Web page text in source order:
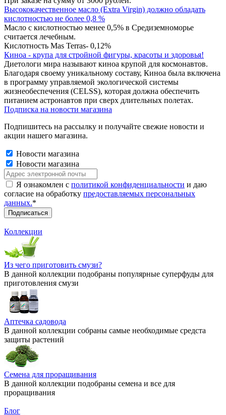
Высококачественное масло (Extra Virgin) должно обладать
кислотностью не более 0,8 %
Масло с кислотностью менее 0,5% в Средиземноморье
считается лечебным.
Кислотность Mas Terras- 0,12%
Киноа - крупа для стройной фигуры, красоты и здоровья!
Диетологи мира называют киноа крупой для космонавтов.
Благодаря своему уникальному составу, Киноа была включена
в программу управляемой экологической системы
жизнеобеспечения (CELSS), которая должна обеспечить
питанием астронавтов при сверх длительных полетах.
Подписка на новости магазина
Подпишитесь на рассылку и получайте свежие новости и
акции нашего магазина.
Новости магазина
Новости магазина
Я ознакомлен с политикой конфиденциальности и даю
согласие на обработку предоставляемых персональных
данных.*
Коллекции
Из чего приготовить смузи?
В данной коллекции подобраны популярные суперфуды для
приготовления смузи
Аптечка садовода
В данной коллекции собраны самые необходимые средста
защиты растений
Семена для проращивания
В данной коллекции подобраны семена и все для
проращивания
Блог